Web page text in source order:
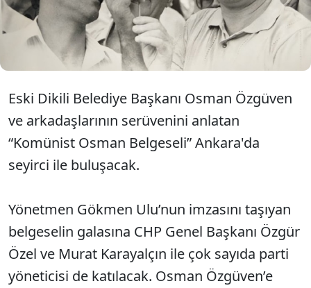
anlatan Yerel Devrim belgeselinin Ankara
prömiyeri yapılacak.
Eski Dikili Belediye Başkanı Osman Özgüven
ve arkadaşlarının serüvenini anlatan
“Komünist Osman Belgeseli” Ankara'da
seyirci ile buluşacak.
Yönetmen Gökmen Ulu’nun imzasını taşıyan
belgeselin galasına CHP Genel Başkanı Özgür
Özel ve Murat Karayalçın ile çok sayıda parti
yöneticisi de katılacak. Osman Özgüven’e